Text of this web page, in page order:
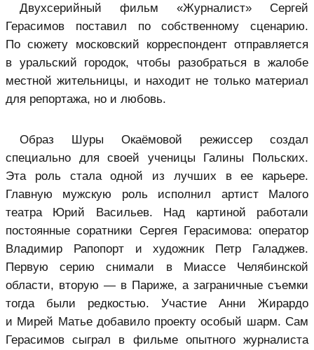
Двухсерийный фильм «Журналист» Сергей
Герасимов поставил по собственному сценарию.
По сюжету московский корреспондент отправляется
в уральский городок, чтобы разобраться в жалобе
местной жительницы, и находит не только материал
для репортажа, но и любовь.
Образ Шуры Окаёмовой режиссер создал
специально для своей ученицы Галины Польских.
Эта роль стала одной из лучших в ее карьере.
Главную мужскую роль исполнил артист Малого
театра Юрий Васильев. Над картиной работали
постоянные соратники Сергея Герасимова: оператор
Владимир Рапопорт и художник Петр Галаджев.
Первую серию снимали в Миассе Челябинской
области, вторую — в Париже, а заграничные съемки
тогда были редкостью. Участие Анни Жирардо
и Мирей Матье добавило проекту особый шарм. Сам
Герасимов сыграл в фильме опытного журналиста